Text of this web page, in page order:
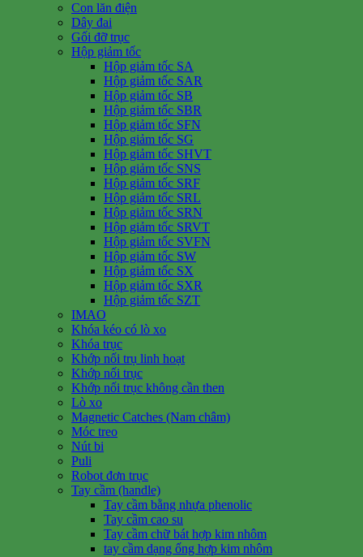
Con lăn điện
Dây đai
Gối đỡ trục
Hộp giảm tốc
Hộp giảm tốc SA
Hộp giảm tốc SAR
Hộp giảm tốc SB
Hộp giảm tốc SBR
Hộp giảm tốc SFN
Hộp giảm tốc SG
Hộp giảm tốc SHVT
Hộp giảm tốc SNS
Hộp giảm tốc SRF
Hộp giảm tốc SRL
Hộp giảm tốc SRN
Hộp giảm tốc SRVT
Hộp giảm tốc SVFN
Hộp giảm tốc SW
Hộp giảm tốc SX
Hộp giảm tốc SXR
Hộp giảm tốc SZT
IMAO
Khóa kéo có lò xo
Khóa trục
Khớp nối trụ linh hoạt
Khớp nối trục
Khớp nối trục không cần then
Lò xo
Magnetic Catches (Nam châm)
Móc treo
Nút bi
Puli
Robot đơn trục
Tay cầm (handle)
Tay cầm bằng nhựa phenolic
Tay cầm cao su
Tay cầm chữ bát hợp kim nhôm
tay cầm dạng ống hợp kim nhôm